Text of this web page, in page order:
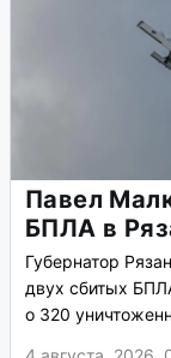
Павел
БПЛА в
Губернатор
двух сбитых
о 320